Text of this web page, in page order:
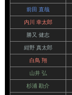
前田 直哉
内川 幸太郎
勝又 健志
紺野 真太郎
白鳥 翔
山井 弘
杉浦 勘介